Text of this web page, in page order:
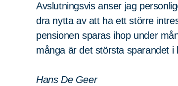
Avslutningsvis anser jag
dra nytta av att ha ett större
pensionen sparas ihop under
många är det största sparandet i
Hans De Geer